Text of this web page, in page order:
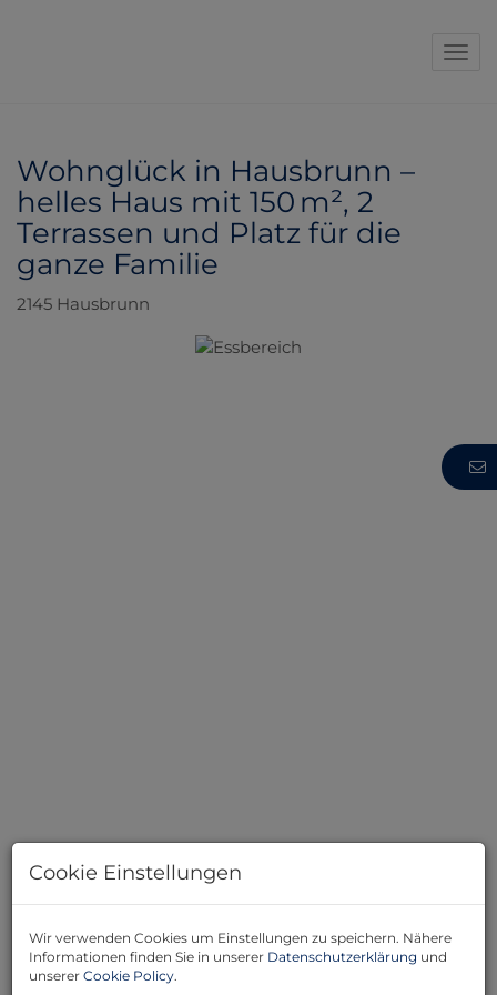
Wohnglück in Hausbrunn –
helles Haus mit 150 m², 2
Terrassen und Platz für die
ganze Familie
2145 Hausbrunn
Beschreibung
Wir wurden mit dem Verkauf dieses charmanten
Cookie Einstellungen
Wir verwenden Cookies um Einstellungen zu speichern. Nähere
Informationen finden Sie in unserer Datenschutzerklärung und
unserer Cookie Policy.